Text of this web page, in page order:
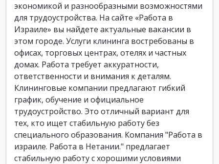
экономикой и разнообразными возможностями
для трудоустройства. На сайте «Работа в
Израиле» вы найдете актуальные вакансии в
этом городе. Услуги клининга востребованы в
офисах, торговых центрах, отелях и частных
домах. Работа требует аккуратности,
ответственности и внимания к деталям.
Клининговые компании предлагают гибкий
график, обучение и официальное
трудоустройство. Это отличный вариант для
тех, кто ищет стабильную работу без
специального образования. Компания "Работа в
израиле. Работа в Нетании." предлагает
стабильную работу с хорошими условиями